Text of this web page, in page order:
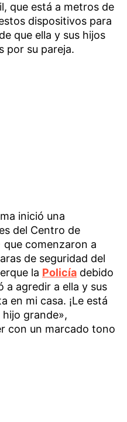
que está a metros de
dispositivos para
que ella y sus hijos
por su pareja.
inició una
del Centro de
que comenzaron a
de seguridad del
la Policía debido
a agredir a ella y sus
en mi casa. ¡Le está
grande»,
con un marcado tono